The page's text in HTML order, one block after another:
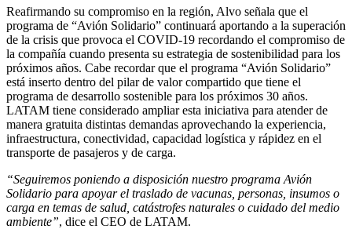
Reafirmando su compromiso en la región, Alvo señala que el
programa de “Avión Solidario” continuará aportando a la superación
de la crisis que provoca el COVID-19 recordando el compromiso de
la compañía cuando presenta su estrategia de sostenibilidad para los
próximos años. Cabe recordar que el programa “Avión Solidario”
está inserto dentro del pilar de valor compartido que tiene el
programa de desarrollo sostenible para los próximos 30 años.
LATAM tiene considerado ampliar esta iniciativa para atender de
manera gratuita distintas demandas aprovechando la experiencia,
infraestructura, conectividad, capacidad logística y rápidez en el
transporte de pasajeros y de carga.
“Seguiremos poniendo a disposición nuestro programa Avión
Solidario para apoyar el traslado de vacunas, personas, insumos o
carga en temas de salud, catástrofes naturales o cuidado del medio
ambiente”, dice el CEO de LATAM.